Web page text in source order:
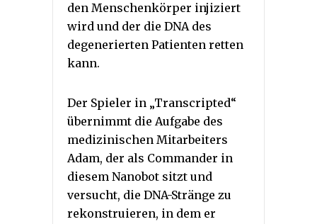
den Menschenkörper injiziert
wird und der die DNA des
degenerierten Patienten retten
kann.
Der Spieler in „Transcripted“
übernimmt die Aufgabe des
medizinischen Mitarbeiters
Adam, der als Commander in
diesem Nanobot sitzt und
versucht, die DNA-Stränge zu
rekonstruieren, in dem er